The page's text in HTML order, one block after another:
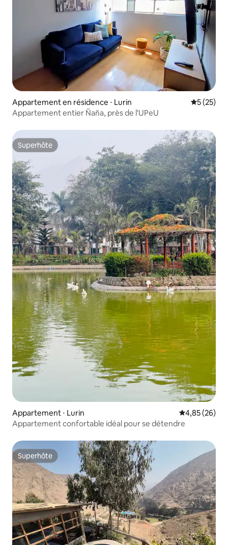
Appartement en résidence ⋅ Lurin
5 (25)
Appartement entier Ñaña, près de l'UPeU
Superhôte
Superhôte
Appartement ⋅ Lurin Évaluation
4,85 (26)
Appartement confortable idéal pour se détendre
Superhôte
Superhôte